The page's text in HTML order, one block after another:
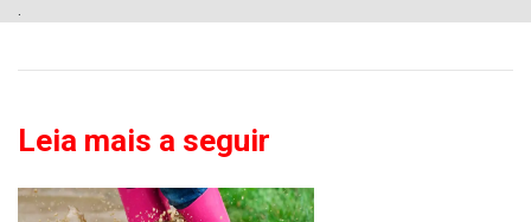
Leia mais a seguir